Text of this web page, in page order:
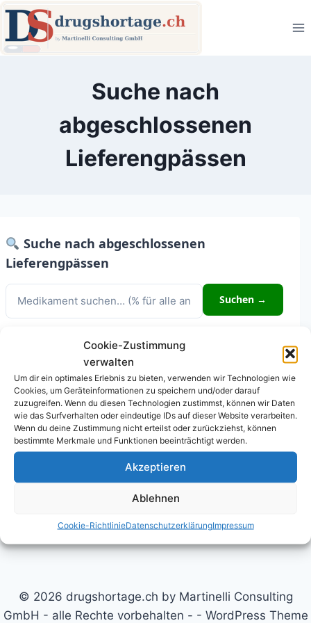
Cookie-Zustimmung
verwalten
Um dir ein optimales Erlebnis zu bieten, verwenden wir Technologien wie
Cookies, um Geräteinformationen zu speichern und/oder darauf
zuzugreifen. Wenn du diesen Technologien zustimmst, können wir Daten
wie das Surfverhalten oder eindeutige IDs auf dieser Website verarbeiten.
Wenn du deine Zustimmung nicht erteilst oder zurückziehst, können
bestimmte Merkmale und Funktionen beeinträchtigt werden.
Akzeptieren
Ablehnen
Cookie-RichtlinieDatenschutzerklärungImpressum
Zum
Inhalt
springen
Suche nach
abgeschlossenen
Lieferengpässen
Suche nach abgeschlossenen
Lieferengpässen
Suchen →
Tipp: Mit % werden alle abgeschlossenen Medikamente angezeigt.
Teilbegriffe funktionieren (z.B. «Amox» für Amoxicillin).
Datenschutzerklärung
Cookie-Richtlinie (EU)
Legal Disclaimer Nutzungsbedingungen
© 2026 drugshortage.ch by Martinelli Consulting
GmbH - alle Rechte vorbehalten - - WordPress Theme